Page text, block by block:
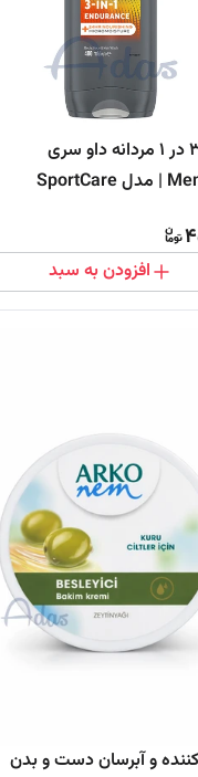
شامپو 3 در 1 مردانه داو سری
Men+Care | مدل SportCare
افزودن به سبد
و آبرسان دست و بدن